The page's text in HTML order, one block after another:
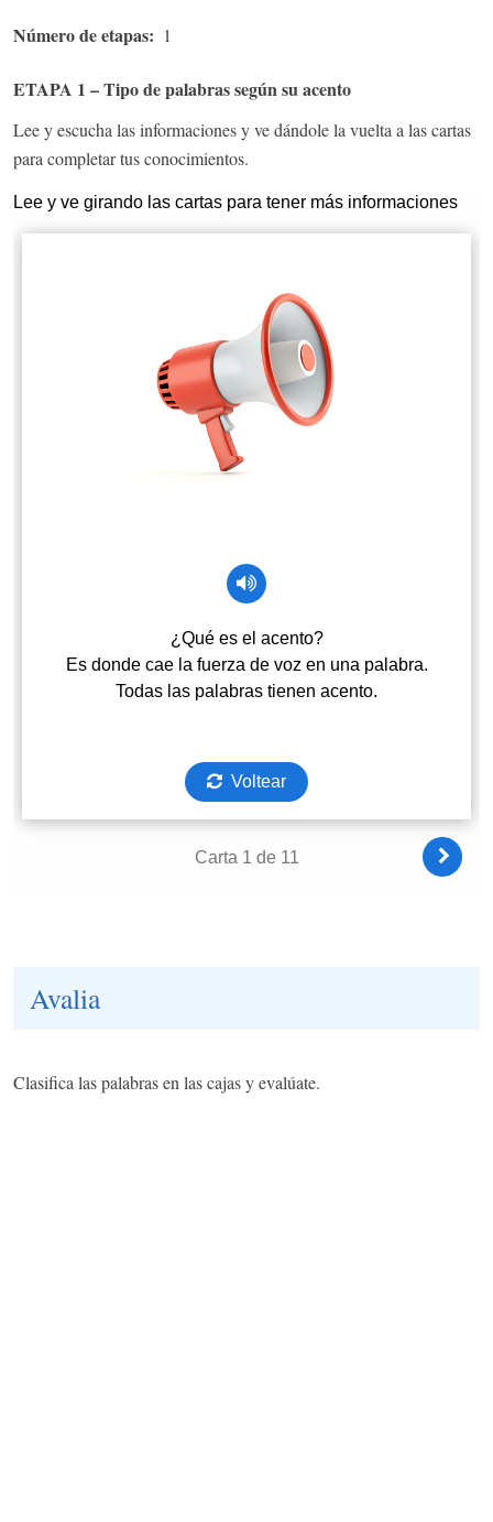
Número de etapas 1
ETAPA 1 – Tipo de palabras según su acento
Lee y escucha las informaciones y ve dándole la vuelta a las cartas
para completar tus conocimientos.
Avalia
Clasifica las palabras en las cajas y evalúate.